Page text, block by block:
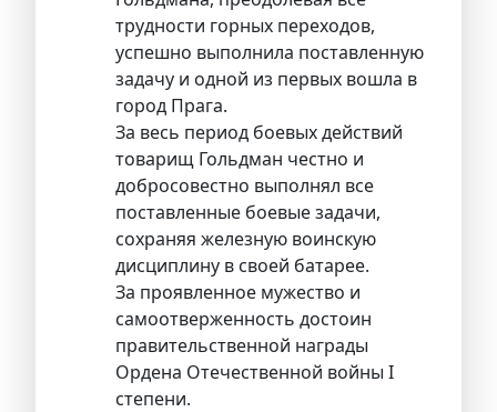
трудности горных переходов,
успешно выполнила поставленную
задачу и одной из первых вошла в
город Прага.
За весь период боевых действий
товарищ Гольдман честно и
добросовестно выполнял все
поставленные боевые задачи,
сохраняя железную воинскую
дисциплину в своей батарее.
За проявленное мужество и
самоотверженность достоин
правительственной награды
Ордена Отечественной войны I
степени.